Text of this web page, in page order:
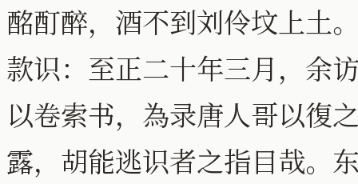
酩酊醉，酒不到刘伶坟上土
款识：至正二十年三月，余
以卷索书，為录唐人哥以復
露，胡能逃识者之指目哉。